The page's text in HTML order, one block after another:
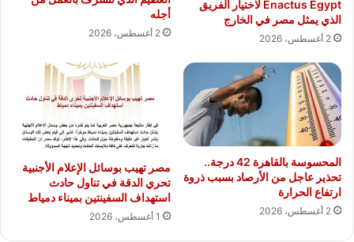
Enactus Egypt لاختيار الفريق
الذي يمثل مصر في الخارج
2 أغسطس، 2026
أجله
2 أغسطس، 2026
المحسوسة بالقاهرة 42 درجة..
تحذير عاجل من الأرصاد بسبب ذروة
ارتفاع الحرارة
2 أغسطس، 2026
مصر تهيب بوسائل الإعلام الأجنبية
تحري الدقة في تناول حادث
استهداف السفينتين بميناء دمياط
1 أغسطس، 2026